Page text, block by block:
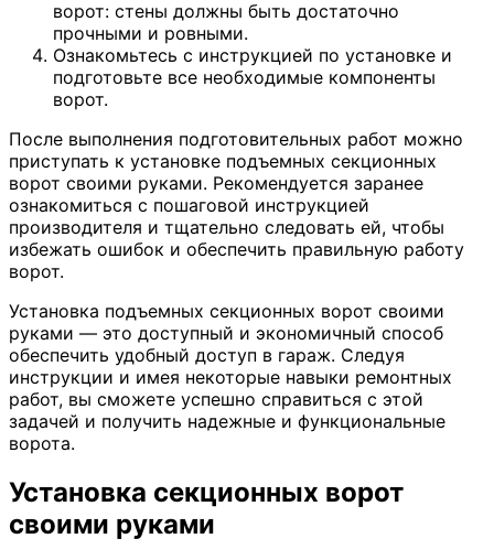
ворот: стены должны быть достаточно
прочными и ровными.
Ознакомьтесь с инструкцией по установке и
подготовьте все необходимые компоненты
ворот.
После выполнения подготовительных работ можно
приступать к установке подъемных секционных
ворот своими руками. Рекомендуется заранее
ознакомиться с пошаговой инструкцией
производителя и тщательно следовать ей, чтобы
избежать ошибок и обеспечить правильную работу
ворот.
Установка подъемных секционных ворот своими
руками — это доступный и экономичный способ
обеспечить удобный доступ в гараж. Следуя
инструкции и имея некоторые навыки ремонтных
работ, вы сможете успешно справиться с этой
задачей и получить надежные и функциональные
ворота.
Установка секционных ворот
своими руками